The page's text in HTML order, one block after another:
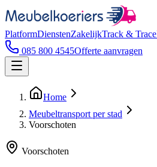
PlatformDienstenZakelijkTrack & Trace
085 800 4545Offerte aanvragen
Home
Meubeltransport per stad
Voorschoten
Voorschoten